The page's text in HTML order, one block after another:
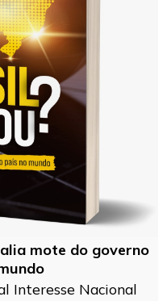
mote do governo
Interesse Nacional